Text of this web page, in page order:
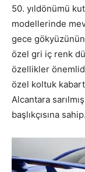
50. yıldönümü
modellerinde
gece
özel gri iç renk
özellikler
özel koltuk
Alcantara
başlıkçısına sahip.